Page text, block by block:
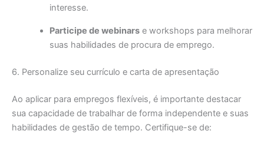
interesse.
Participe de webinarse workshops para melhorar
suas habilidades de procura de emprego.
6. Personalize seu currículo e carta de apresentação
Ao aplicar para empregos flexíveis, é importante destacar
sua capacidade de trabalhar de forma independente e suas
habilidades de gestão de tempo. Certifique-se de: